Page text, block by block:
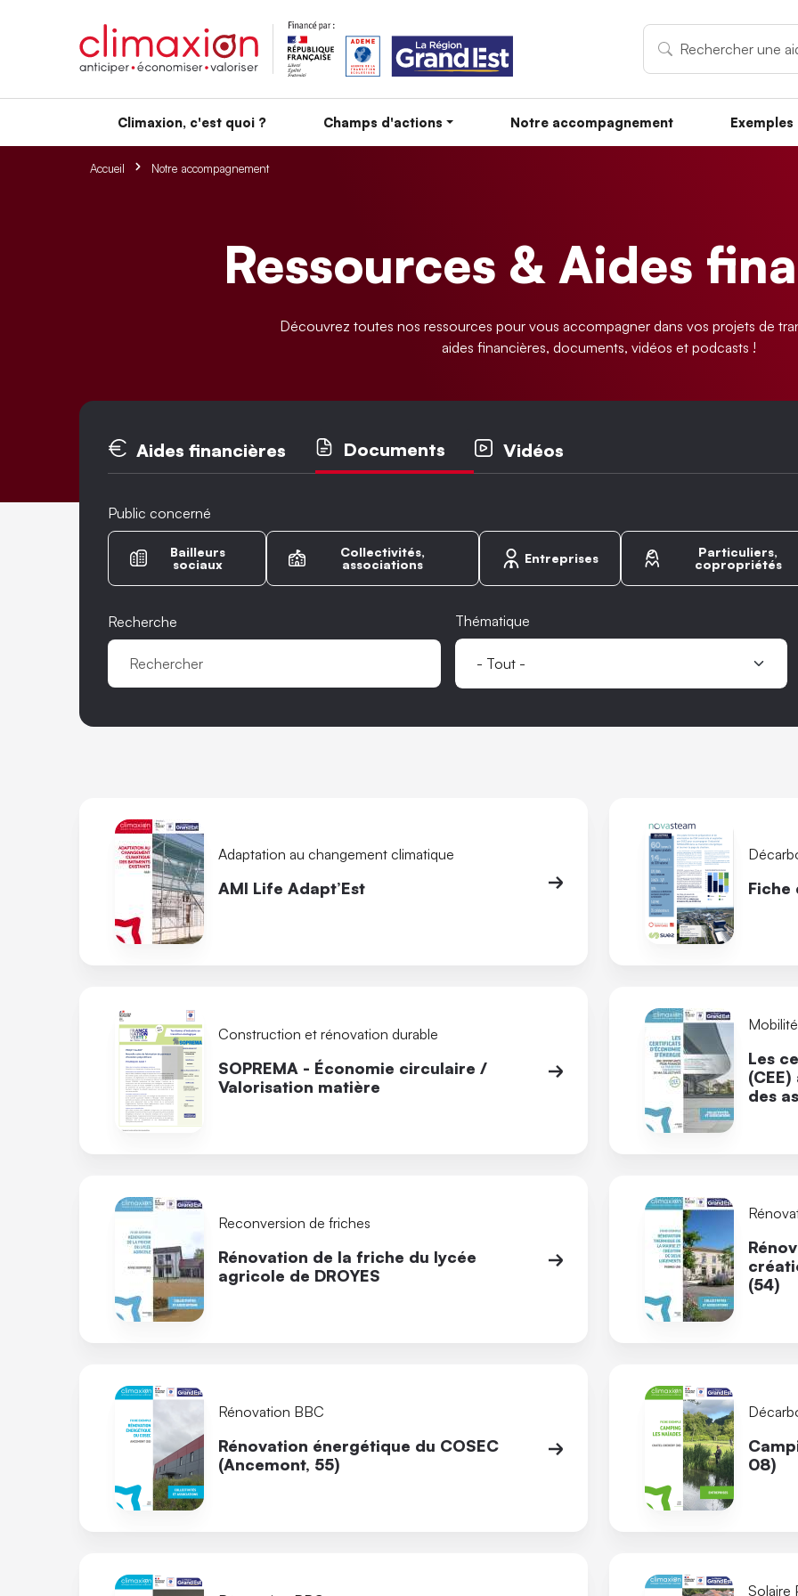
Climaxion, c'est quoi ? Champs d'actions Notre accompagnement
Accueil Notre accompagnement
Ressources & Aides
Découvrez toutes nos ressources pour vous accompagner dans vos projets de
aides financières, documents, vidéos et podcasts !
Onglets principaux
Aides financières Documents Vidéos
Public concerné
Bailleurs
sociaux
Collectivités,
associations
Entreprises
Particuliers,
copropriétés
Thématique
Recherche
Adaptation au changement climatique
AMI Life Adapt’Est Fiche
Construction et rénovation durable
SOPREMA - Économie circulaire /
Valorisation matière
Les
des
Reconversion de friches
Rénovation de la friche du lycée
agricole de DROYES
(54)
Rénovation BBC
Rénovation énergétique du COSEC
(Ancemont, 55)
08)
Solaire